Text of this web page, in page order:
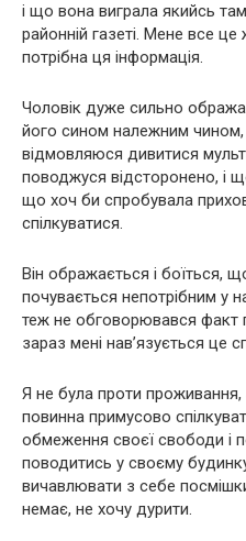
і що вона виграла якийсь
районній газеті. Мене все
потрібна ця інформація.
Чоловік дуже сильно
його сином належним
відмовляюся дивитися
поводжуся відсторонено, і
що хоч би спробувала
спілкуватися.
Він ображається і боїться,
почувається непотрібним у
теж не обговорювався факт
зараз мені нав’язується це
Я не була проти
повинна примусово
обмеження своєї свободи і
поводитись у своєму
вичавлювати з себе
немає, не хочу дурити.